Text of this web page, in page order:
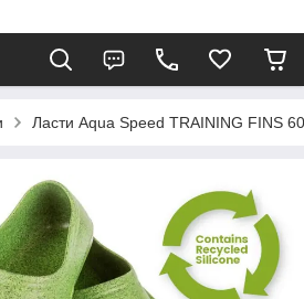
Ласти Aqua Speed TRAINING FINS